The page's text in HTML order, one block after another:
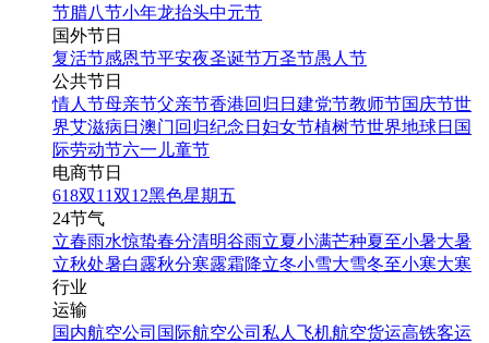
节腊八节小年龙抬头中元节
国外节日
复活节感恩节平安夜圣诞节万圣节愚人节
公共节日
情人节母亲节父亲节香港回归日 建党节教师节国庆节世
界艾滋病日 澳门回归纪念日 妇女节植树节世界地球日 国
际劳动节六一儿童节
电商节日
618双11双12黑色星期五
24节气
立春雨水惊蛰春分清明谷雨立夏小满芒种夏至小暑大暑
立秋处暑白露秋分寒露霜降立冬小雪大雪冬至小寒大寒
行业
运输
国内航空公司 国际航空公司 私人飞机航空货运高铁客运